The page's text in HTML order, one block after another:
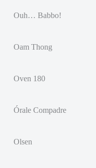
Ouh… Babbo!
Oam Thong
Oven 180
Órale Compadre
Olsen